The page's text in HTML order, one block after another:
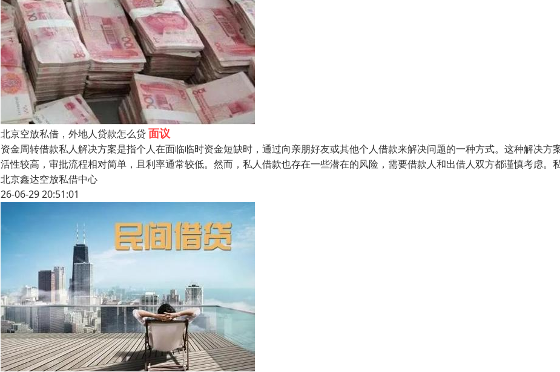
北京空放私借，外地人贷款怎么贷面议
资金周转借款私人解决方案是指个人在面临临时资金短缺时，通过向亲朋好友或其他个人借款来解决问题的一种方式。这种解决方
活性较高，审批流程相对简单，且利率通常较低。然而，私人借款也存在一些潜在的风险，需要借款人和出借人双方都谨慎考虑。
北京鑫达空放私借中心
26-06-29 20:51:01